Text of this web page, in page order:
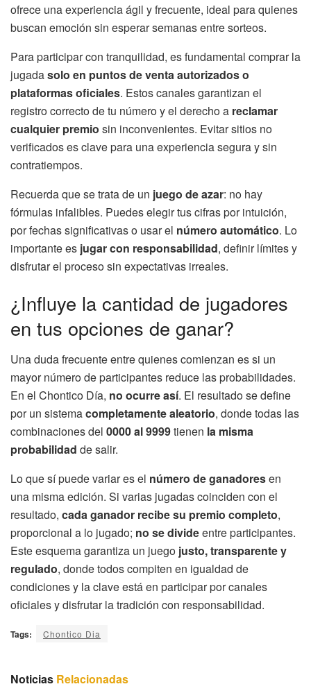
ofrece una experiencia ágil y frecuente, ideal para quienes
buscan emoción sin esperar semanas entre sorteos.
Para participar con tranquilidad, es fundamental comprar la
jugadasolo en puntos de venta autorizados o
plataformas oficiales. Estos canales garantizan el
registro correcto de tu número y el derecho a reclamar
cualquier premio sin inconvenientes. Evitar sitios no
verificados es clave para una experiencia segura y sin
contratiempos.
Recuerda que se trata de un juego de azar: no hay
fórmulas infalibles. Puedes elegir tus cifras por intuición,
por fechas significativas o usar el número automático. Lo
importante es jugar con responsabilidad, definir límites y
disfrutar el proceso sin expectativas irreales.
¿Influye la cantidad de jugadores
en tus opciones de ganar?
Una duda frecuente entre quienes comienzan es si un
mayor número de participantes reduce las probabilidades.
En el Chontico Día, no ocurre así. El resultado se define
por un sistemacompletamente aleatorio, donde todas las
combinaciones del 0000 al 9999tienen la misma
probabilidad de salir.
Lo que sí puede variar es el número de ganadoresen
una misma edición. Si varias jugadas coinciden con el
resultado, cada ganador recibe su premio completo,
proporcional a lo jugado; no se divideentre participantes.
Este esquema garantiza un juego justo, transparente y
regulado, donde todos compiten en igualdad de
condiciones y la clave está en participar por canales
oficiales y disfrutar la tradición con responsabilidad.
Tags: Chontico Dia
Noticias Relacionadas